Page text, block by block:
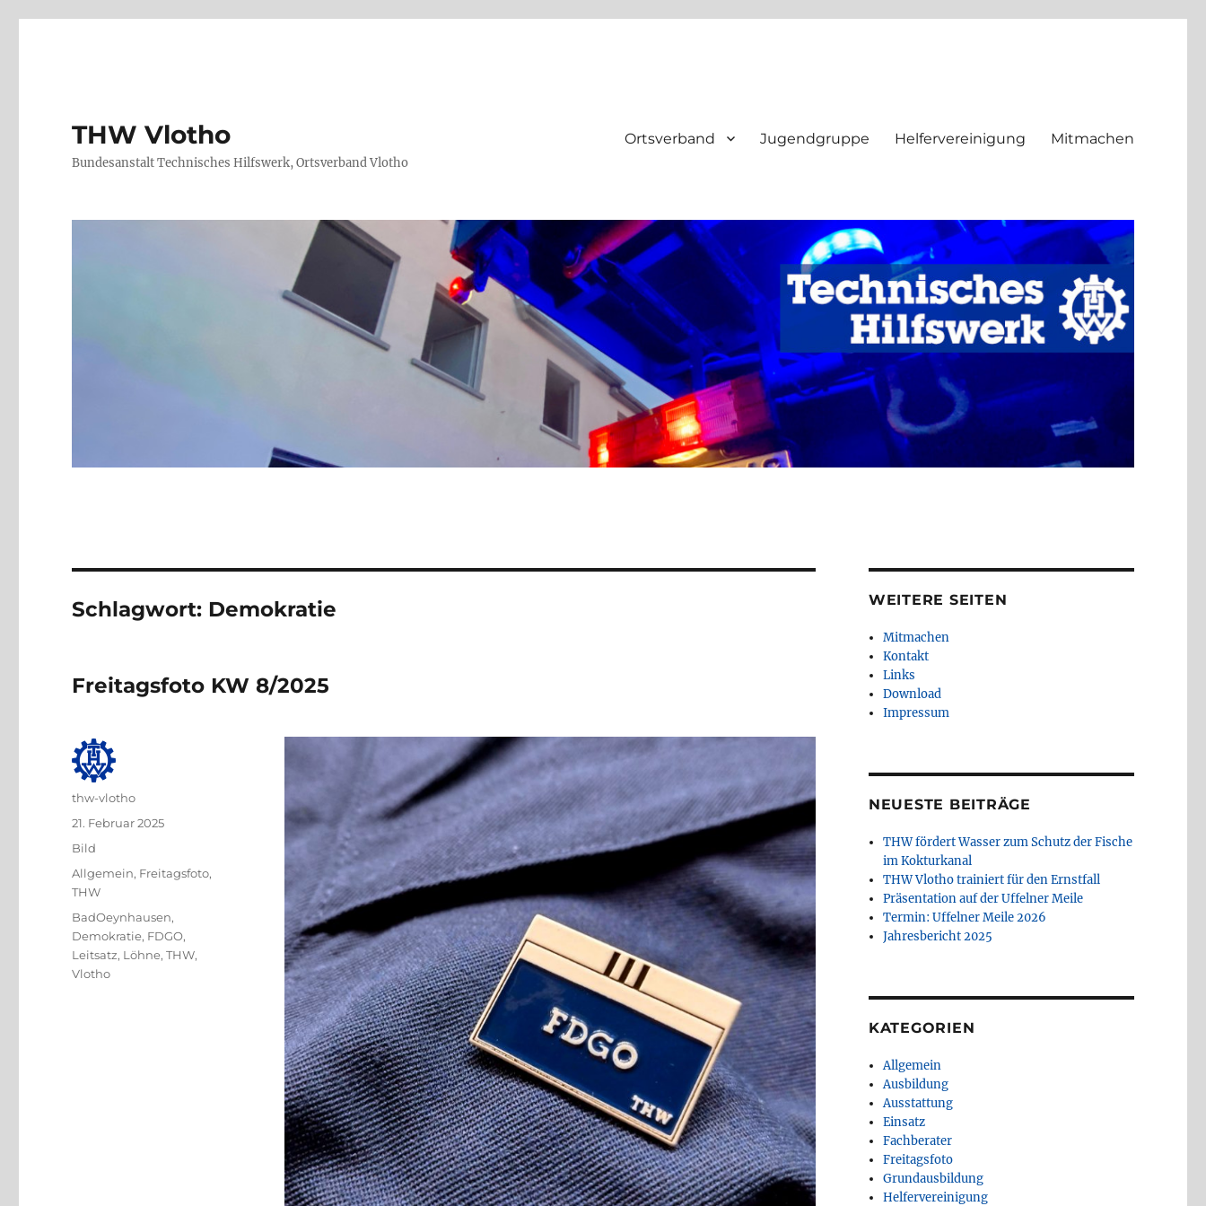
THW Vlotho
Bundesanstalt Technisches Hilfswerk, Ortsverband Vlotho
Ortsverband Jugendgruppe Helfervereinigung Mitmachen
Schlagwort: Demokratie
Freitagsfoto KW 8/2025
Autor
thw-vlotho
Veröffentlicht
am
21. Februar 2025
Format
Bild
Kategorien
Allgemein, Freitagsfoto,
THW
Schlagwörter
BadOeynhausen,
Demokratie, FDGO,
Leitsatz, Löhne,THW,
Vlotho
WEITERE SEITEN
Mitmachen
Kontakt
Links
Download
Impressum
NEUESTE BEITRÄGE
THW fördert Wasser zum Schutz der Fische
im Kokturkanal
THW Vlotho trainiert für den Ernstfall
Präsentation auf der Uffelner Meile
Termin: Uffelner Meile 2026
Jahresbericht 2025
KATEGORIEN
Allgemein
Ausbildung
Ausstattung
Einsatz
Fachberater
Freitagsfoto
Grundausbildung
Helfervereinigung